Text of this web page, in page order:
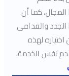
كما أن
والقدامى
لهذه
نفس الخدمة.